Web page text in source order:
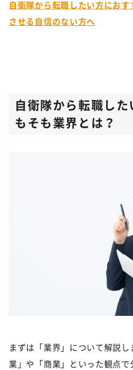
自衛隊から転職したい方にお
させる自信のない方へ
自衛隊から転職し
もそも業界とは？
まずは「業界」について解説
業」や「商業」といった観点で